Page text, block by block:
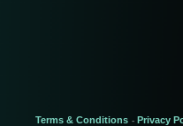
Terms & Conditions - Privacy